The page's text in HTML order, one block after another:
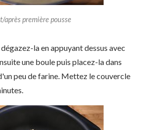
après première pousse
la en appuyant dessus avec
une boule puis placez-la dans
peu de farine. Mettez le couvercle